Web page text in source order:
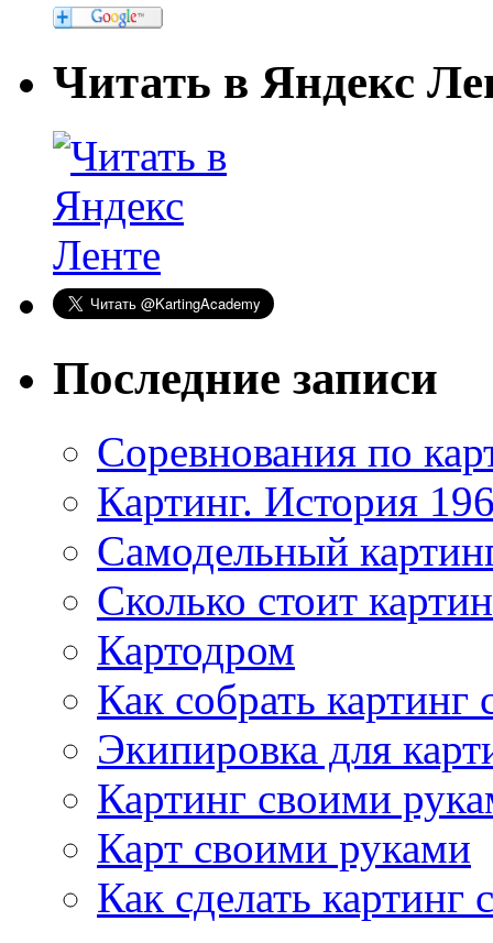
Читать в Яндекс
Последние записи
Соревнования по
Картинг. История
Самодельный
Сколько стоит
Картодром
Как собрать
Экипировка для
Картинг своими
Карт своими руками
Как сделать